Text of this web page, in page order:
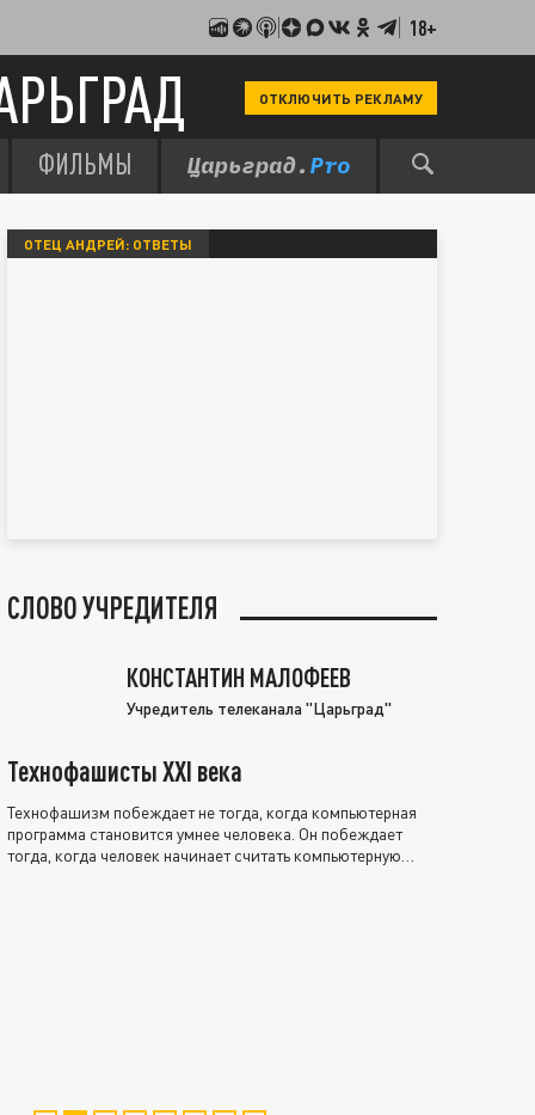
18+
ОТКЛЮЧИТЬ РЕКЛАМУ
ФИЛЬМЫ
ОТЕЦ АНДРЕЙ: ОТВЕТЫ
СЛОВО УЧРЕДИТЕЛЯ
КОНСТАНТИН МАЛОФЕЕВ
Учредитель телеканала "Царьград"
Технофашисты XXI века
Технофашизм побеждает не тогда, когда компьютерная
программа становится умнее человека. Он побеждает
тогда, когда человек начинает считать компьютерную